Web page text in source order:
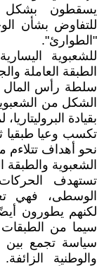
يسقطون بشكل
للتفاوض بشأن
"الطوارئ".
للشعبوية
الطبقة العاملة
سلطة رأس
الشكل من
بقيادة
تكسب وعيا طبقيا
نحو أهداف تتلاءم
الشعبوية والطبقة
تستهدف
الوسطى، فهي
لكنهم يطورون
سيما من الطبقات
سياسة تجمع بين
والوطنية